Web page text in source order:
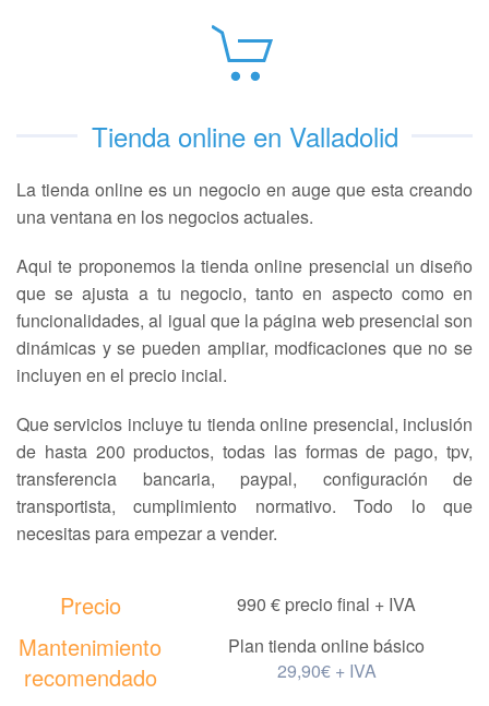
Tienda online en Valladolid
La tienda online es un negocio en auge que esta creando
una ventana en los negocios actuales.
Aqui te proponemos la tienda online presencial un diseño
que se ajusta a tu negocio, tanto en aspecto como en
funcionalidades, al igual que la página web presencial son
dinámicas y se pueden ampliar, modficaciones que no se
incluyen en el precio incial.
Que servicios incluye tu tienda online presencial, inclusión
de hasta 200 productos, todas las formas de pago, tpv,
transferencia bancaria, paypal, configuración de
transportista, cumplimiento normativo. Todo lo que
necesitas para empezar a vender.
Precio 990 € precio final + IVA
Mantenimiento
recomendado
Plan tienda online básico
29,90€ + IVA